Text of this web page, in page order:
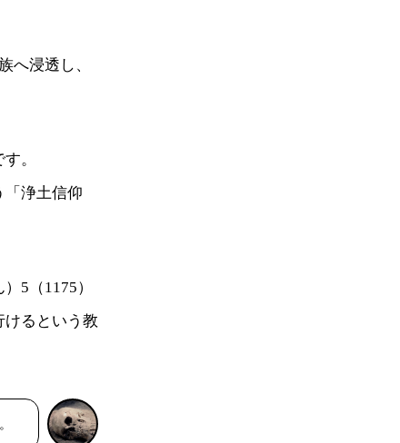
へ浸透し、
。
「浄土信仰
5（1175）
るという教